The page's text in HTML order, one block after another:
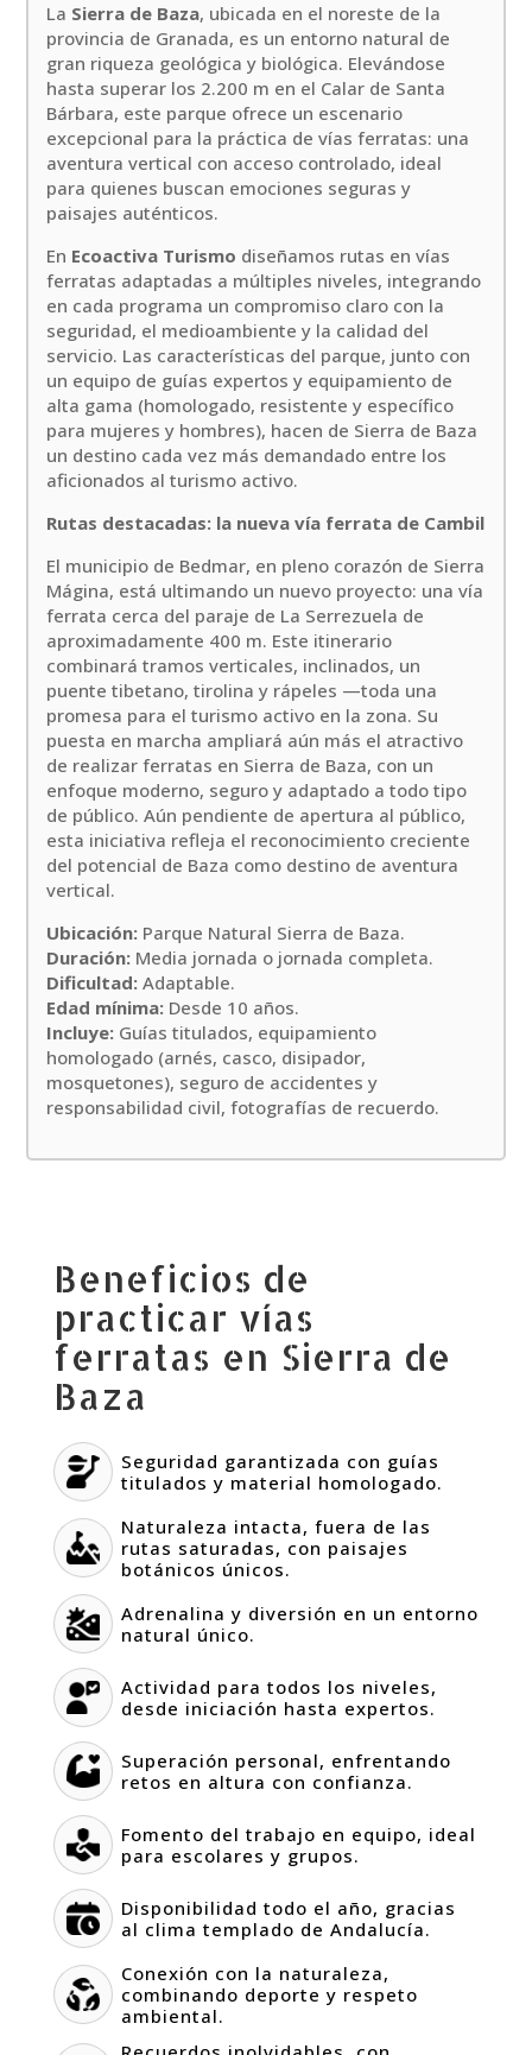
La Sierra de Baza, ubicada en el noreste de la
provincia de Granada, es un entorno natural de
gran riqueza geológica y biológica. Elevándose
hasta superar los 2.200 m en el Calar de Santa
Bárbara, este parque ofrece un escenario
excepcional para la práctica de vías ferratas: una
aventura vertical con acceso controlado, ideal
para quienes buscan emociones seguras y
paisajes auténticos.
En Ecoactiva Turismo diseñamos rutas en vías
ferratas adaptadas a múltiples niveles, integrando
en cada programa un compromiso claro con la
seguridad, el medioambiente y la calidad del
servicio. Las características del parque, junto con
un equipo de guías expertos y equipamiento de
alta gama (homologado, resistente y específico
para mujeres y hombres), hacen de Sierra de Baza
un destino cada vez más demandado entre los
aficionados al turismo activo.
Rutas destacadas: la nueva vía ferrata de Cambil
El municipio de Bedmar, en pleno corazón de Sierra
Mágina, está ultimando un nuevo proyecto: una vía
ferrata cerca del paraje de La Serrezuela de
aproximadamente 400 m. Este itinerario
combinará tramos verticales, inclinados, un
puente tibetano, tirolina y rápeles —toda una
promesa para el turismo activo en la zona. Su
puesta en marcha ampliará aún más el atractivo
de realizar ferratas en Sierra de Baza, con un
enfoque moderno, seguro y adaptado a todo tipo
de público. Aún pendiente de apertura al público,
esta iniciativa refleja el reconocimiento creciente
del potencial de Baza como destino de aventura
vertical.
Ubicación: Parque Natural Sierra de Baza.
Duración: Media jornada o jornada completa.
Dificultad: Adaptable.
Edad mínima: Desde 10 años.
Incluye: Guías titulados, equipamiento
homologado (arnés, casco, disipador,
mosquetones), seguro de accidentes y
responsabilidad civil, fotografías de recuerdo.
Beneficios de
practicar vías
ferratas en Sierra de
Baza
Seguridad garantizada con guías
titulados y material homologado.
Naturaleza intacta, fuera de las
rutas saturadas, con paisajes
botánicos únicos.
Adrenalina y diversión en un entorno
natural único.
Actividad para todos los niveles,
desde iniciación hasta expertos.
Superación personal, enfrentando
retos en altura con confianza.
Fomento del trabajo en equipo, ideal
para escolares y grupos.
Disponibilidad todo el año, gracias
al clima templado de Andalucía.
Conexión con la naturaleza,
combinando deporte y respeto
ambiental.